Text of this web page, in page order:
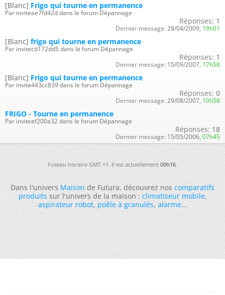
[Blanc] Frigo qui tourne en permanence
Par inviteae7fd42d dans le forum Dépannage
Réponses: 1
Dernier message: 28/04/2009, 19h01
[Blanc] frigo qui tourne en permanence
Par invitecd172dd5 dans le forum Dépannage
Réponses: 1
Dernier message: 15/09/2007, 17h58
[Blanc] Frigo qui tourne en permanence
Par invite443cc839 dans le forum Dépannage
Réponses: 0
Dernier message: 29/08/2007, 10h58
FRIGO - Tourne en permanence
Par inviteef200a32 dans le forum Dépannage
Réponses: 18
Dernier message: 15/05/2006, 07h45
Fuseau horaire GMT +1. Il est actuellement00h16.
Dans l'universMaisonde Futura, découvrez noscomparatifs
produitssur l'univers de la maison :climatiseur mobile,
aspirateur robot,poêle à granulés,alarme...